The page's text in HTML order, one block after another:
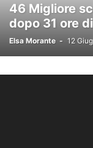
46 Migliore
dopo 31 ore
Elsa Morante - 12